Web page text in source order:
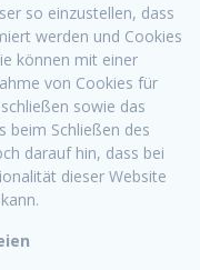
so einzustellen, dass
werden und Cookies
können mit einer
von Cookies für
sowie das
beim Schließen des
darauf hin, dass bei
dieser Website